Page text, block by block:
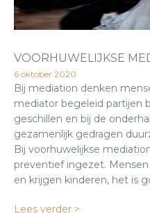
VOORHUWELIJKSE
6 oktober 2020
Bij mediation denken
mediator begeleid partijen
geschillen en bij de
gezamenlijk gedragen
Bij voorhuwelijkse
preventief ingezet.
en krijgen kinderen, het is
Lees verder >